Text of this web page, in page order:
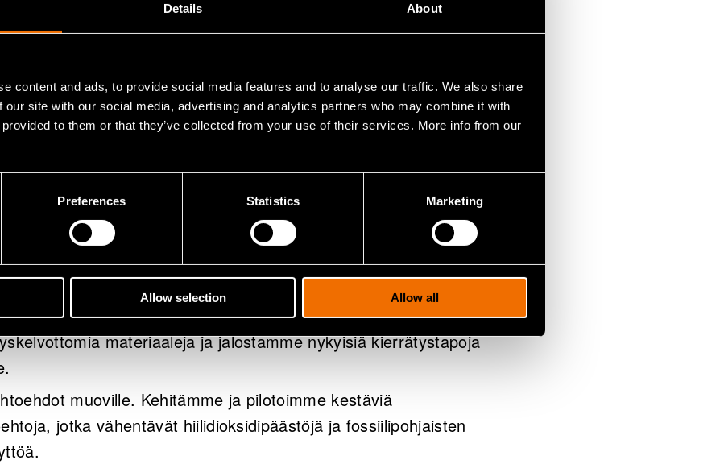
Details About
content and ads, to provide social media features and to analyse our traffic. We also share
our site with our social media, advertising and analytics partners who may combine it with
to them or that they’ve collected from your use of their services. More info from our
Preferences Statistics Marketing
Allow selection Allow all
etenee sujuvasti.
ja
yhdistelmästä.
muun muassa:
ja jätteen kierrätys. Löydämme uusia tapoja kierrättää
materiaaleja ja jalostamme nykyisiä kierrätystapoja
muoville. Kehitämme ja pilotoimme kestäviä
jotka vähentävät hiilidioksidipäästöjä ja fossiilipohjaisten